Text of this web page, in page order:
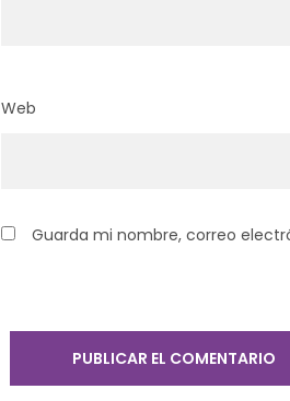
Web
Guarda mi nombre, correo